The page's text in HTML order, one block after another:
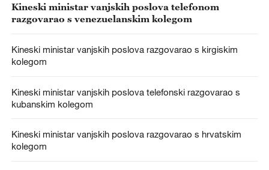
Kineski ministar vanjskih poslova telefonom
razgovarao s venezuelanskim kolegom
Kineski ministar vanjskih poslova razgovarao s kirgiskim
kolegom
Kineski ministar vanjskih poslova telefonski razgovarao s
kubanskim kolegom
Kineski ministar vanjskih poslova razgovarao s hrvatskim
kolegom